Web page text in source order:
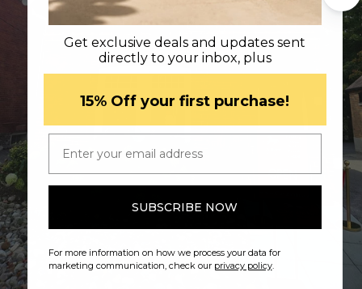
Get exclusive deals and updates sent
directly to your inbox, plus
​15% Off your first purchase!
SUBSCRIBE NOW
For more information on how we process your data for
marketing communication, check our privacy policy.